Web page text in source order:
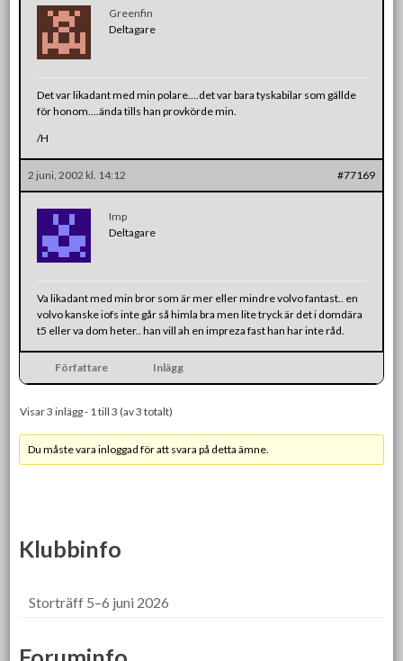
Greenfin
Deltagare
Det var likadant med min polare….det var bara tyskabilar som gällde
för honom….ända tills han provkörde min.
/H
2 juni, 2002 kl. 14:12 #77169
Imp
Deltagare
Va likadant med min bror som är mer eller mindre volvo fantast.. en
volvo kanske iofs inte går så himla bra men lite tryck är det i domdära
t5 eller va dom heter.. han vill ah en impreza fast han har inte råd.
Författare Inlägg
Visar 3 inlägg - 1 till 3 (av 3 totalt)
Du måste vara inloggad för att svara på detta ämne.
Klubbinfo
Storträff 5–6 juni 2026